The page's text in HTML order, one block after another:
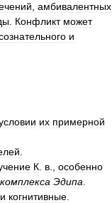
амбивалентных
Конфликт может
и
их примерной
К в
особенно
комплекса Эдипа
и когнитивные